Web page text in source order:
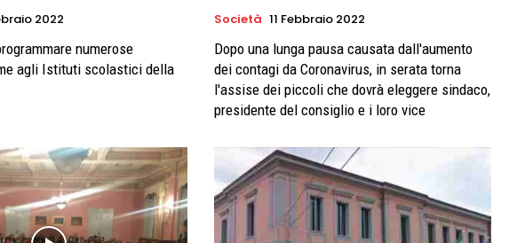
2022
numerose
agli Istituti scolastici della
Società 11 Febbraio 2022
Dopo una lunga pausa causata dall'aumento
dei contagi da Coronavirus, in serata torna
l'assise dei piccoli che dovrà eleggere sindaco,
presidente del consiglio e i loro vice